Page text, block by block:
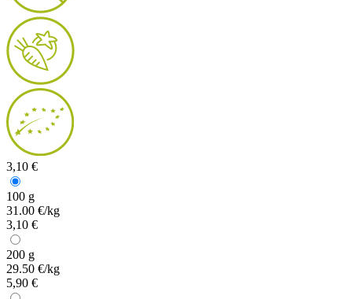
3,10 €
100 g
31.00 €/kg
3,10 €
200 g
29.50 €/kg
5,90 €